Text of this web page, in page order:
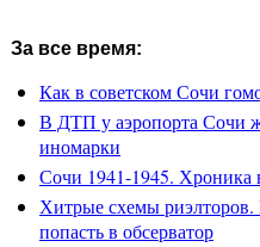
За все время:
Как в советском Сочи
В ДТП у аэропорта Сочи
иномарки
Сочи 1941-1945. Хроника
Хитрые схемы
попасть в обсерватор